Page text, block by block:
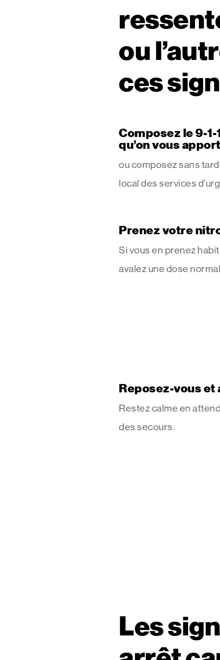
ou
ces
Composez le 9-
qu’on vous
ou composez sans
local des services
Prenez votre
Si vous en prenez
avalez une dose
Reposez-vous et
Restez calme en
des secours.
Les